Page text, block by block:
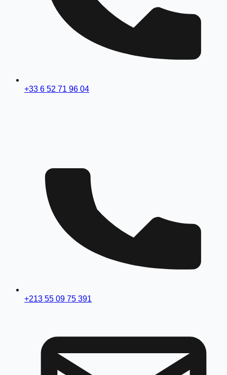
+33 6 52 71 96 04
+213 55 09 75 391